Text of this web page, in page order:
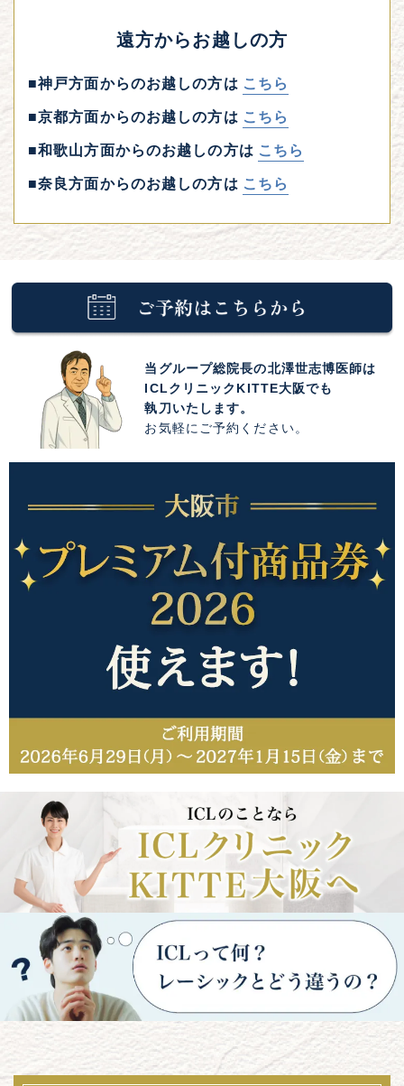
遠方からお越しの方
■神戸方面からのお越しの方は こちら
■京都方面からのお越しの方は こちら
■和歌山方面からのお越しの方は こちら
■奈良方面からのお越しの方は こちら
当グループ総院長の北澤世志博医師は
ICLクリニックKITTE大阪でも
執刀いたします。
お気軽にご予約ください。